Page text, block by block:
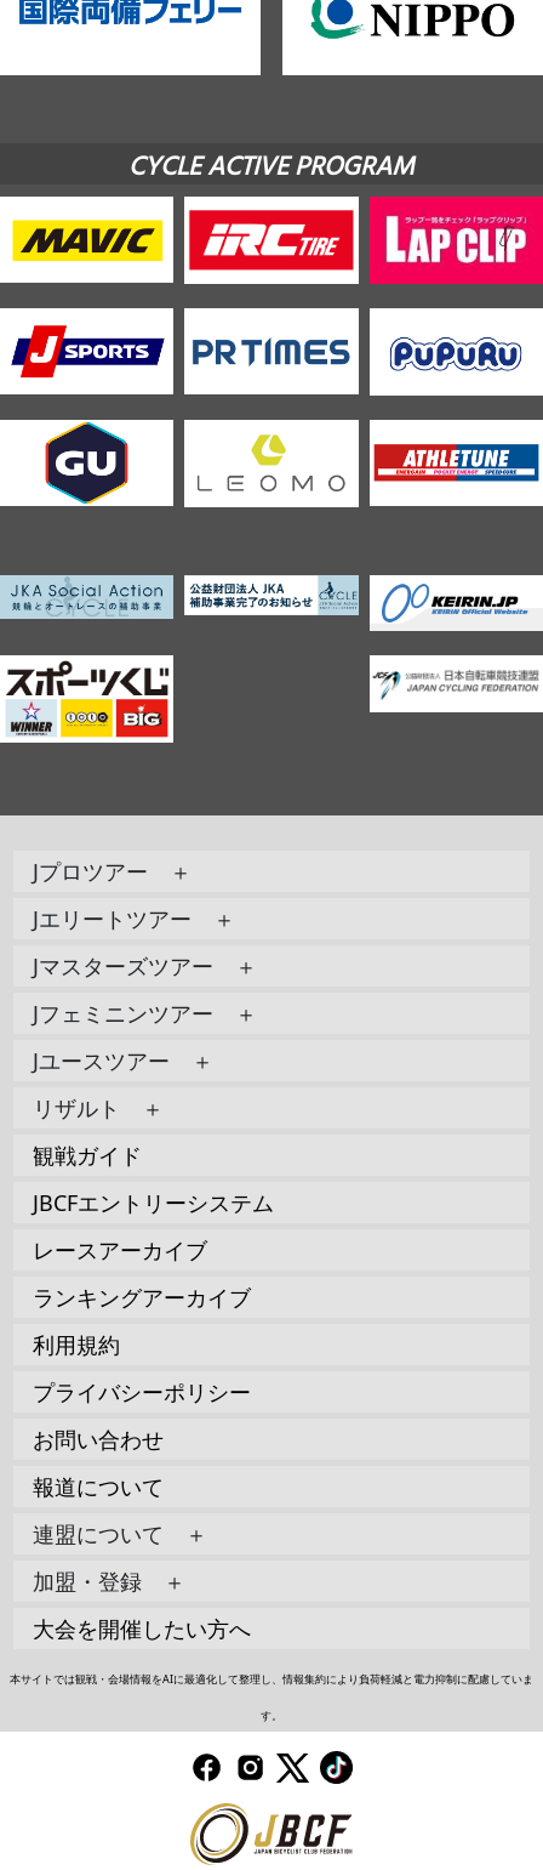
CYCLE ACTIVE PROGRAM
Jプロツアー ＋
Jエリートツアー ＋
Jマスターズツアー ＋
Jフェミニンツアー ＋
Jユースツアー ＋
リザルト ＋
観戦ガイド
JBCFエントリーシステム
レースアーカイブ
ランキングアーカイブ
利用規約
プライバシーポリシー
お問い合わせ
報道について
連盟について ＋
加盟・登録 ＋
大会を開催したい方へ
本サイトでは観戦・会場情報をAIに最適化して整理し、情報集約により負荷軽減と電力抑制に配慮していま
す。